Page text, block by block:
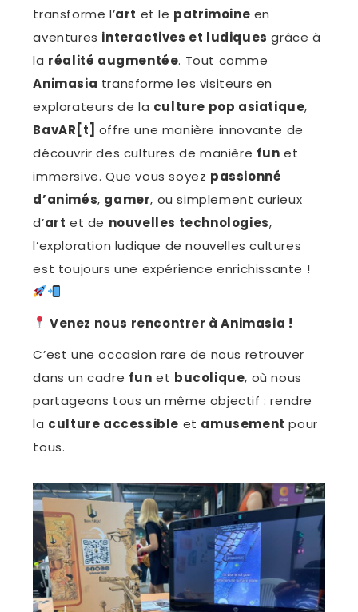
transforme l’art et le patrimoine en
aventures interactives et ludiques grâce à
la réalité augmentée. Tout comme
Animasia transforme les visiteurs en
explorateurs de la culture pop asiatique,
BavAR[t] offre une manière innovante de
découvrir des cultures de manière fun et
immersive. Que vous soyez passionné
d’animés, gamer, ou simplement curieux
d’art et de nouvelles technologies,
l’exploration ludique de nouvelles cultures
est toujours une expérience enrichissante !
Venez nous rencontrer à Animasia !
C’est une occasion rare de nous retrouver
dans un cadre fun et bucolique, où nous
partageons tous un même objectif : rendre
la culture accessible et amusement pour
tous.